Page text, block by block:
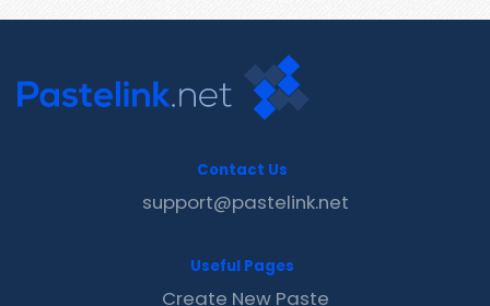
Contact Us
support@pastelink.net
Useful Pages
Create New Paste